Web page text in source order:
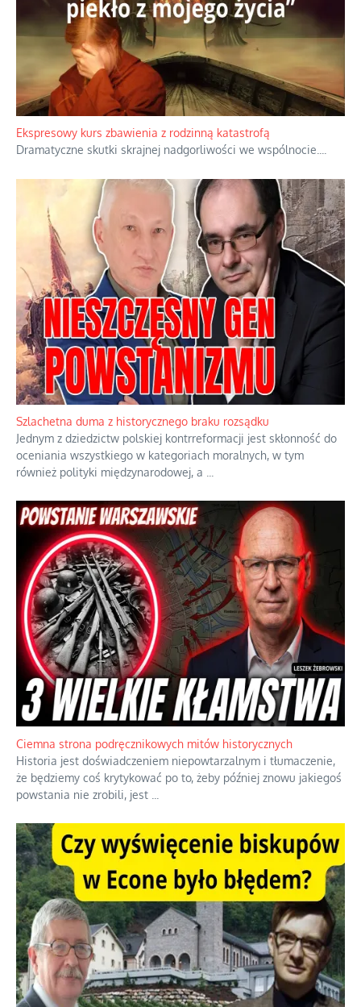
Ekspresowy kurs zbawienia z rodzinną katastrofą
Dramatyczne skutki skrajnej nadgorliwości we wspólnocie.
Szlachetna duma z historycznego braku rozsądku
Jednym z dziedzictw polskiej kontrreformacji jest skłonność do
oceniania wszystkiego w kategoriach moralnych, w tym
również polityki międzynarodowej, a
Ciemna strona podręcznikowych mitów historycznych
Historia jest doświadczeniem niepowtarzalnym i tłumaczenie,
że będziemy coś krytykować po to, żeby później znowu jakiegoś
powstania nie zrobili, jest